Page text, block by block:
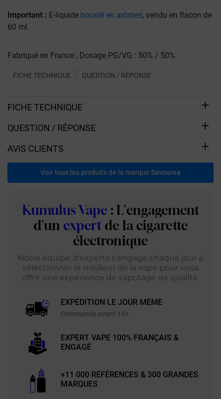
Important : E-liquide boosté en arômes, vendu en flacon de
60 ml.
Fabriqué en France ; Dosage PG/VG : 50% / 50%.
FICHE TECHNIQUE QUESTION / RÉPONSE
FICHE TECHNIQUE
QUESTION / RÉPONSE
AVIS CLIENTS
Voir tous les produits de la marque Savourea
Kumulus Vape : L'engagement
d'un expert de la cigarette
électronique
Notre équipe d'experts s'engage chaque jour à
sélectionner le meilleur de la vape pour vous
offrir une expérience de vapotage de qualité.
EXPÉDITION LE JOUR MÊME
Commande avant 16h
EXPERT VAPE 100% FRANÇAIS &
ENGAGÉ
+11 000 RÉFÉRENCES & 300 GRANDES
MARQUES